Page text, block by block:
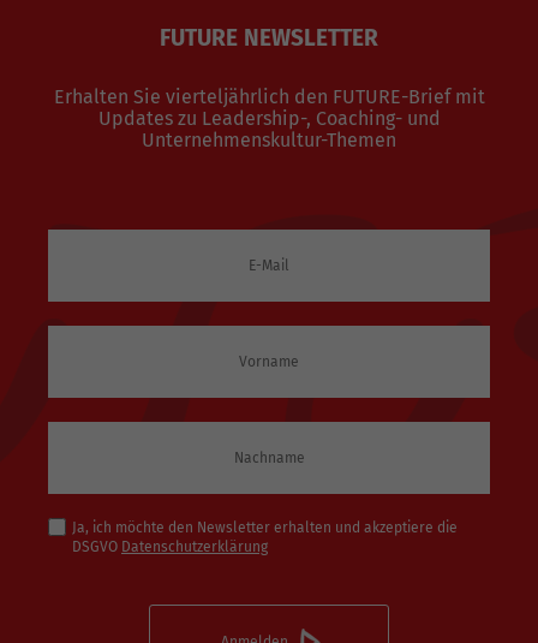
FUTURE NEWSLETTER
Erhalten Sie vierteljährlich den FUTURE-Brief mit
Updates zu Leadership-, Coaching- und
Unternehmenskultur-Themen
Ja, ich möchte den Newsletter erhalten und akzeptiere die
DSGVO Datenschutzerklärung